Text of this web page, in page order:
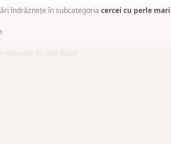
îndrăznețe în subcategoria cercei cu perle mari
naturale de apă dulce